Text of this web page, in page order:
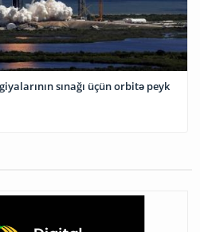
sınağı üçün orbitə peyk